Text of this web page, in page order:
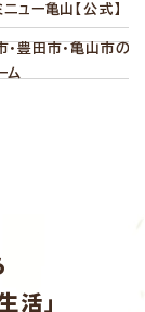
ニュー亀山【公式】
・豊田市・亀山市の
ム
活」